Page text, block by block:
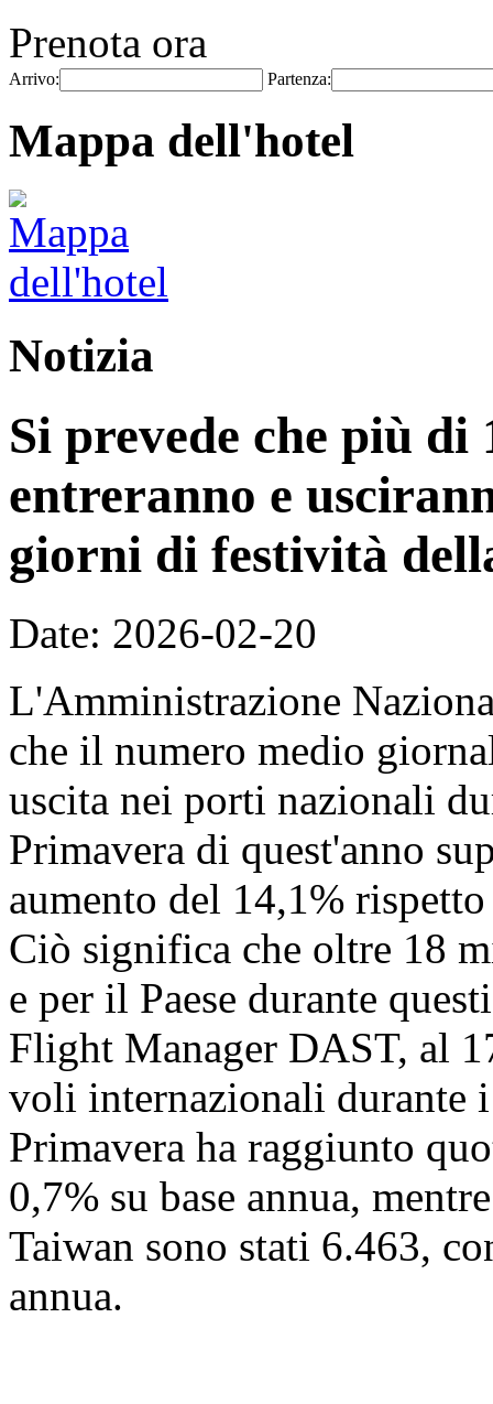
Prenota ora
Arrivo: Partenza:
Mappa dell'hotel
Notizia
Si prevede che più
entreranno e
giorni di festività
Date: 2026-02-20
L'Amministrazione
che il numero medio
uscita nei porti nazionali
Primavera di quest'anno
aumento del 14,1%
Ciò significa che oltre 18
e per il Paese durante
Flight Manager DAST, al
voli internazionali durante
Primavera ha raggiunto
0,7% su base annua,
Taiwan sono stati 6.463,
annua.